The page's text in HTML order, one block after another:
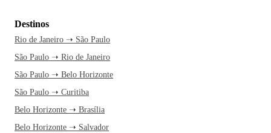
Destinos
Rio de Janeiro ➝ São Paulo
São Paulo ➝ Rio de Janeiro
São Paulo ➝ Belo Horizonte
São Paulo ➝ Curitiba
Belo Horizonte ➝ Brasília
Belo Horizonte ➝ Salvador